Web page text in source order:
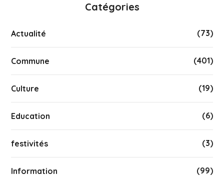
Catégories
Actualité (73)
Commune (401)
Culture (19)
Education (6)
festivités (3)
Information (99)